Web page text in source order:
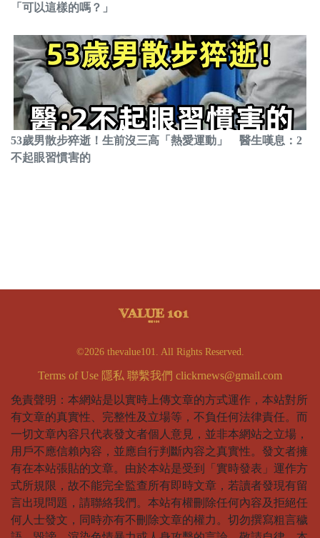
「可以這樣的嗎？」
53歲男散步猝逝！生前沒三高「熱愛運動」 醫生嘆息：2
不起眼習慣害的
©2026 thevalue101. All Rights Reserved.
Terms of Use 隱私 聯繫我們 clickrnews@gmail.com
免責聲明：本網站是以實時上傳文章的方式運作，本站對所
有文章的真實性、完整性及立場等，不負任何法律責任。而
一切文章內容只代表發文者個人意見，並非本網站之立場，
用戶不應信賴內容，並應自行判斷內容之真實性。發文者擁
有在本站張貼的文章。由於本站是受到「實時發表」運作方
式所規限，故不能完全監查所有即時文章，若讀者發現有留
言出現問題，請聯絡我們。本站有權刪除任何內容及拒絕任
何人士發文，同時亦有不刪除文章的權力。切勿撰寫粗言穢